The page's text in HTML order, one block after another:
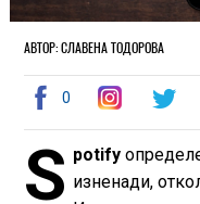
АВТОР: СЛАВЕНА ТОДОРОВА
0
S potify
изненади,